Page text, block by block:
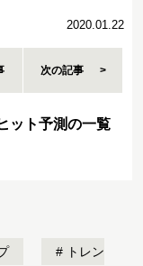
2020.01.22
次の記事
ット予測の一覧
トレン